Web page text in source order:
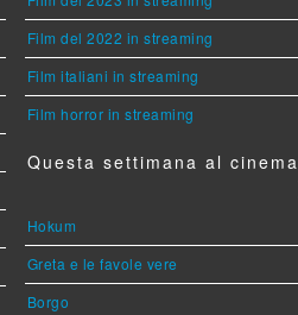
Film del 2022 in streaming
Film italiani in streaming
Film horror in streaming
Questa settimana al cinema
Hokum
Greta e le favole vere
Borgo